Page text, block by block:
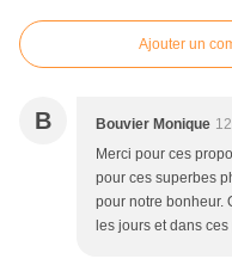
Ajouter un
B Bouvier Monique
Merci pour ces
pour ces superbes
pour notre bonheur.
les jours et dans